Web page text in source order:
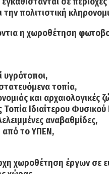
πολιτιστική
η χωροθέτηση
υγρότοποι,
τοπία,
και αρχαιολογικές
Τοπία Ιδιαίτερου
αναβαθμίδες,
από το ΥΠΕΝ,
χωροθέτηση έργων